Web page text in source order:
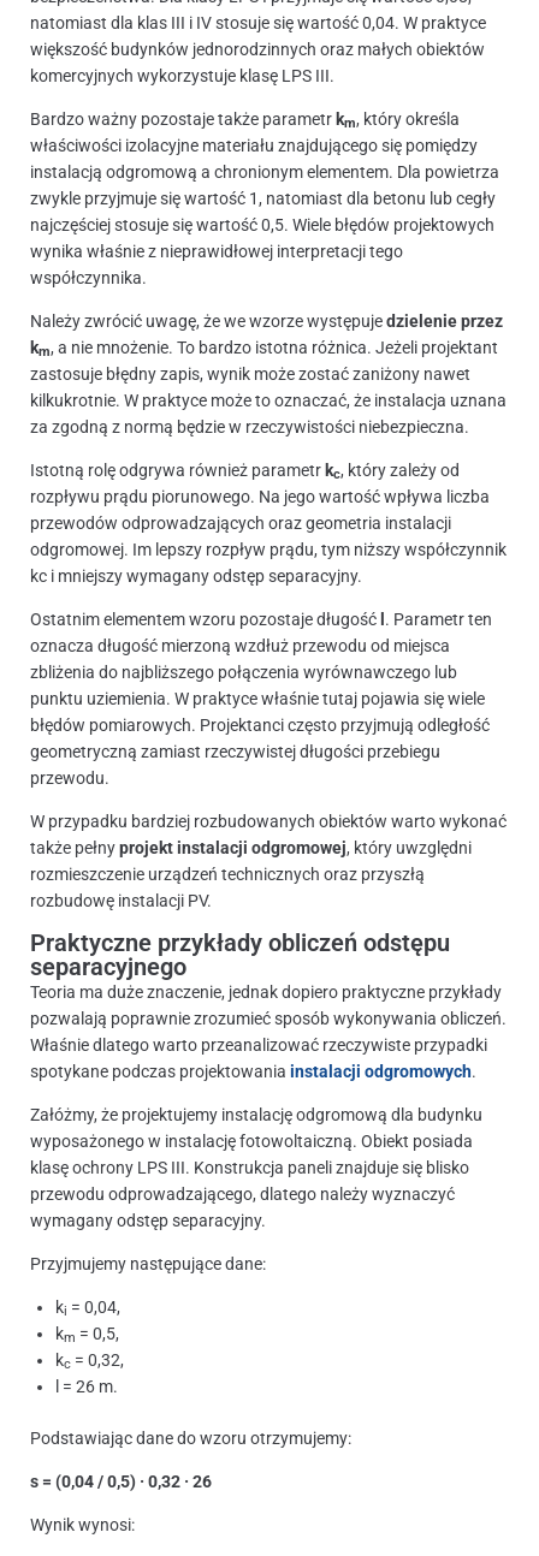
natomiast dla klas III i IV stosuje się wartość 0,04. W praktyce
większość budynków jednorodzinnych oraz małych obiektów
komercyjnych wykorzystuje klasę LPS III.
Bardzo ważny pozostaje także parametr km, który określa
właściwości izolacyjne materiału znajdującego się pomiędzy
instalacją odgromową a chronionym elementem. Dla powietrza
zwykle przyjmuje się wartość 1, natomiast dla betonu lub cegły
najczęściej stosuje się wartość 0,5. Wiele błędów projektowych
wynika właśnie z nieprawidłowej interpretacji tego
współczynnika.
Należy zwrócić uwagę, że we wzorze występujedzielenie przez
km, a nie mnożenie. To bardzo istotna różnica. Jeżeli projektant
zastosuje błędny zapis, wynik może zostać zaniżony nawet
kilkukrotnie. W praktyce może to oznaczać, że instalacja uznana
za zgodną z normą będzie w rzeczywistości niebezpieczna.
Istotną rolę odgrywa również parametr kc, który zależy od
rozpływu prądu piorunowego. Na jego wartość wpływa liczba
przewodów odprowadzających oraz geometria instalacji
odgromowej. Im lepszy rozpływ prądu, tym niższy współczynnik
kc i mniejszy wymagany odstęp separacyjny.
Ostatnim elementem wzoru pozostaje długość . Parametr ten
oznacza długość mierzoną wzdłuż przewodu od miejsca
zbliżenia do najbliższego połączenia wyrównawczego lub
punktu uziemienia. W praktyce właśnie tutaj pojawia się wiele
błędów pomiarowych. Projektanci często przyjmują odległość
geometryczną zamiast rzeczywistej długości przebiegu
przewodu.
W przypadku bardziej rozbudowanych obiektów warto wykonać
także pełnyprojekt instalacji odgromowej, który uwzględni
rozmieszczenie urządzeń technicznych oraz przyszłą
rozbudowę instalacji PV.
Praktyczne przykłady obliczeń odstępu
separacyjnego
Teoria ma duże znaczenie, jednak dopiero praktyczne przykłady
pozwalają poprawnie zrozumieć sposób wykonywania obliczeń.
Właśnie dlatego warto przeanalizować rzeczywiste przypadki
spotykane podczas projektowania instalacji odgromowych.
Załóżmy, że projektujemy instalację odgromową dla budynku
wyposażonego w instalację fotowoltaiczną. Obiekt posiada
klasę ochrony LPS III. Konstrukcja paneli znajduje się blisko
przewodu odprowadzającego, dlatego należy wyznaczyć
wymagany odstęp separacyjny.
Przyjmujemy następujące dane:
ki = 0,04,
km = 0,5,
kc = 0,32,
l = 26 m.
Podstawiając dane do wzoru otrzymujemy:
s = (0,04 / 0,5) · 0,32 · 26
Wynik wynosi: